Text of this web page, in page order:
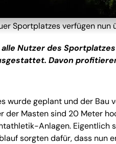
Sportplatzes verfügen nun
Nutzer des
Davon
wurde geplant und der
der Masten sind 20 Meter
Anlagen. Eigentlich
sorgten dafür, dass nun